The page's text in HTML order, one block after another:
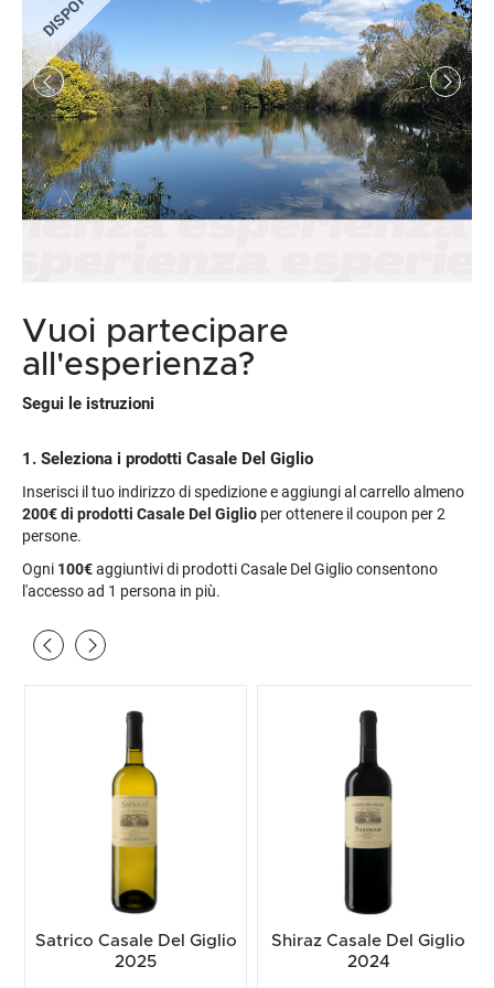
sperimentazioni che sono state fatte per arrivare alla qualità delle
etichette di oggi. Quindi si salirà in terrazza, dalla quale si potrà
godere di una vista panoramica dell’intera azienda. Infine ci si
recherà in sala per la degustazione guidata con una splendida
vista sulla distesa di vigneti circostanti.
Al termine del tour, ci si recherà presso il vicino Ristorante
“Satricvm” dove si potranno gustare le cinque proposte dello Chef
Max Cotilli in abbinamento ai vini prodotti.
Vuoi partecipare
all'esperienza?
Segui le istruzioni
1. Seleziona i prodotti Casale Del Giglio
Inserisci il tuo indirizzo di spedizione e aggiungi al carrello almeno
200€di prodotti Casale Del Giglio per ottenere il coupon per 2
persone.
Ogni 100€aggiuntivi di prodotti Casale Del Giglio consentono
l'accesso ad 1 persona in più.
Satrico Casale Del Giglio
2025
Shiraz Casale Del Giglio
2024